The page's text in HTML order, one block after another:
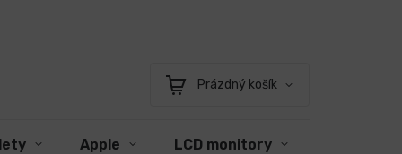
Nákupní
Prázdný košík
Apple LCD monitory